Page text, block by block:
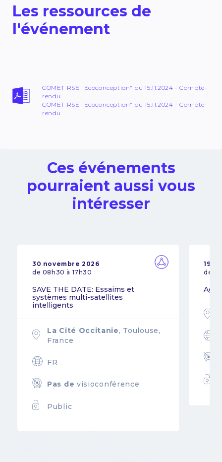
Les ressources de
l'événement
COMET RSE "Ecoconception" du 15.11.2024 - Compte-
rendu
COMET RSE "Ecoconception" du 15.11.2024 - Compte-
rendu
Ces événements
pourraient aussi vous
intéresser
30 novembre 2026
de 08h30 à 17h30
SAVE THE DATE: Essaims et
systèmes multi-satellites
intelligents
La Cité Occitanie, Toulouse,
France
FR
Pas de visioconférence
Public
19
de